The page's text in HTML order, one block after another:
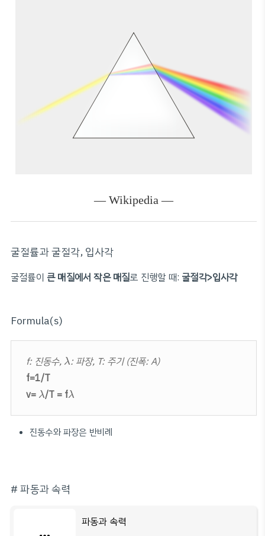
— Wikipedia —
굴절률과 굴절각, 입사각
굴절률이 큰 매질에서 작은 매질로 진행할 때: 굴절각>입사각
Formula(s)
f: 진동수, λ
λ: 파장, T: 주기 (진폭: A)
f=1/T
v= λ
λ/T = fλ
λ
진동수와 파장은 반비례
# 파동과 속력
파동과 속력